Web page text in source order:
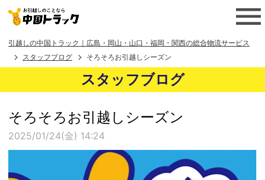
引越しの中国トラック｜広島・岡山・山口・福岡・関西の総合物流サービス
スタッフブログ
そろそろお引越しシーズン
スタッフブログ
そろそろお引越しシーズン
2025/01/24(金) 14:24